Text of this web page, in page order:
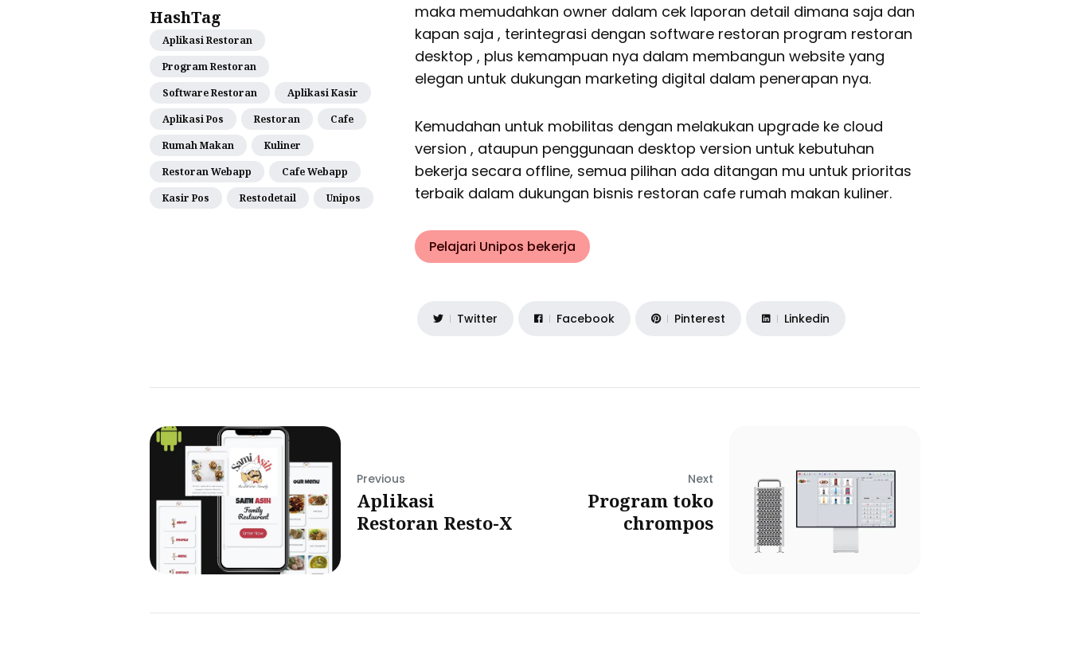
HashTag
Aplikasi Restoran
Program Restoran
Software Restoran
Aplikasi Kasir
Aplikasi Pos
Restoran
Cafe
Rumah Makan
Kuliner
Restoran Webapp
Cafe Webapp
Kasir Pos
Restodetail Unipos
maka memudahkan owner dalam cek laporan detail dimana saja dan
kapan saja , terintegrasi dengan software restoran program restoran
desktop , plus kemampuan nya dalam membangun website yang
elegan untuk dukungan marketing digital dalam penerapan nya.
Kemudahan untuk mobilitas dengan melakukan upgrade ke cloud
version , ataupun penggunaan desktop version untuk kebutuhan
bekerja secara offline, semua pilihan ada ditangan mu untuk prioritas
terbaik dalam dukungan bisnis restoran cafe rumah makan kuliner.
Pelajari Unipos bekerja
Twitter Facebook Pinterest Linkedin
Previous
Aplikasi
Restoran Resto-X
Next
Program toko
chrompos